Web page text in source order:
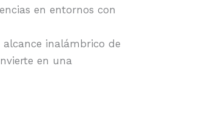
en entornos con
inalámbrico de
en una